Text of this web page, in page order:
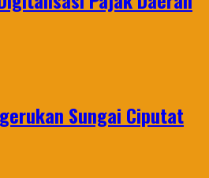
Sungai Ciputat